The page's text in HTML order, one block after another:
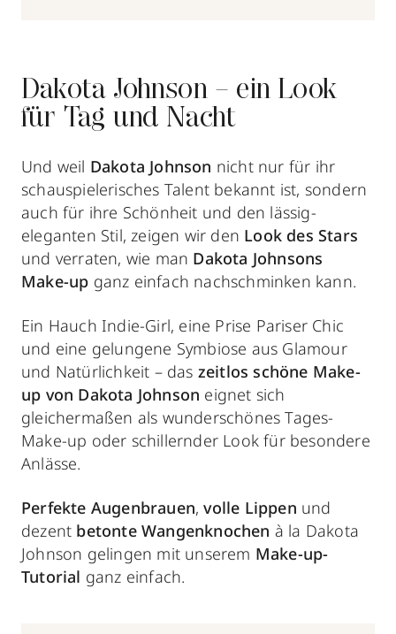
Dakota Johnson – ein Look
für Tag und Nacht
Und weil Dakota Johnson nicht nur für ihr
schauspielerisches Talent bekannt ist, sondern
auch für ihre Schönheit und den lässig-
eleganten Stil, zeigen wir den Look des Stars
und verraten, wie man Dakota Johnsons
Make-up ganz einfach nachschminken kann.
Ein Hauch Indie-Girl, eine Prise Pariser Chic
und eine gelungene Symbiose aus Glamour
und Natürlichkeit – das zeitlos schöne Make-
up von Dakota Johnson eignet sich
gleichermaßen als wunderschönes Tages-
Make-up oder schillernder Look für besondere
Anlässe.
Perfekte Augenbrauen,volle Lippen und
dezent betonte Wangenknochen à la Dakota
Johnson gelingen mit unserem Make-up-
Tutorial ganz einfach.